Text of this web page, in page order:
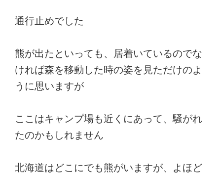
通行止めでした
熊が出たといっても、居着いているのでな
ければ森を移動した時の姿を見ただけのよ
うに思いますが
ここはキャンプ場も近くにあって、騒がれ
たのかもしれません
北海道はどこにでも熊がいますが、よほど